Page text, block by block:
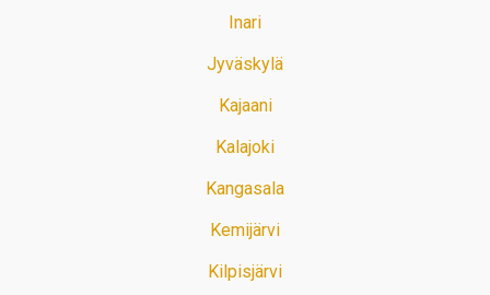
Inari
Jyväskylä
Kajaani
Kalajoki
Kangasala
Kemijärvi
Kilpisjärvi